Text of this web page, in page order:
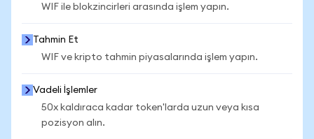
WIF ile blokzincirleri arasında işlem yapın.
Tahmin Et
WIF ve kripto tahmin piyasalarında işlem yapın.
Vadeli İşlemler
50x kaldıraca kadar token'larda uzun veya kısa
pozisyon alın.